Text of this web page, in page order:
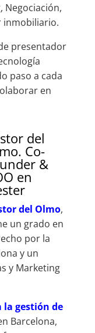
Negociación,
inmobiliario.
presentador
paso a cada
en
del
Co-
&
en
del Olmo,
un grado en
por la
y un
y Marketing
gestión de
Barcelona,